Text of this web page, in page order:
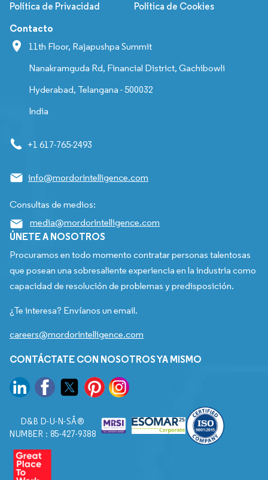
Política de Privacidad Política de Cookies
Contacto
11th Floor, Rajapushpa Summit
Nanakramguda Rd, Financial District, Gachibowli
Hyderabad, Telangana - 500032
India
+1 617-765-2493
info@mordorintelligence.com
Consultas de medios:
media@mordorintelligence.com
ÚNETE A NOSOTROS
Procuramos en todo momento contratar personas talentosas
que posean una sobresaliente experiencia en la industria como
capacidad de resolución de problemas y predisposición.
¿Te interesa? Envíanos un email.
careers@mordorintelligence.com
CONTÁCTATE CON NOSOTROS YA MISMO
D&B D-U-N-SÂ®
NUMBER : 85-427-9388